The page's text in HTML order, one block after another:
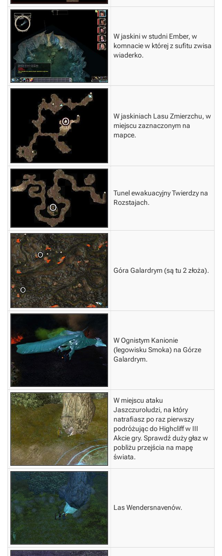
W jaskini w studni Ember, w
komnacie w której z sufitu zwisa
wiaderko.
W jaskiniach Lasu Zmierzchu, w
miejscu zaznaczonym na
mapce.
Tunel ewakuacyjny Twierdzy na
Rozstajach.
Góra Galardrym (są tu 2 złoża).
W Ognistym Kanionie
(legowisku Smoka) na Górze
Galardrym.
W miejscu ataku
Jaszczuroludzi, na który
natrafiasz po raz pierwszy
podróżując do Highcliff w III
Akcie gry. Sprawdź duży głaz w
pobliżu przejścia na mapę
świata.
Las Wendersnavenów.